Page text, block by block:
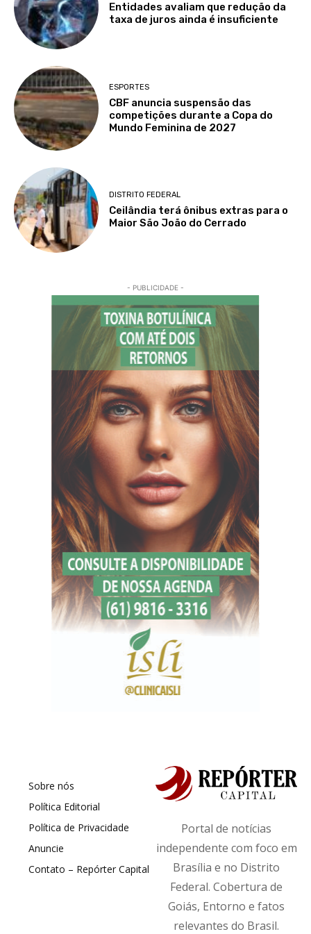
Entidades avaliam que redução da
taxa de juros ainda é insuficiente
ESPORTES
CBF anuncia suspensão das
competições durante a Copa do
Mundo Feminina de 2027
DISTRITO FEDERAL
Ceilândia terá ônibus extras para o
Maior São João do Cerrado
- PUBLICIDADE -
Sobre nós
Política Editorial
Política de Privacidade
Anuncie
Contato – Repórter Capital
Portal de notícias
independente com foco em
Brasília e no Distrito
Federal. Cobertura de
Goiás, Entorno e fatos
relevantes do Brasil.